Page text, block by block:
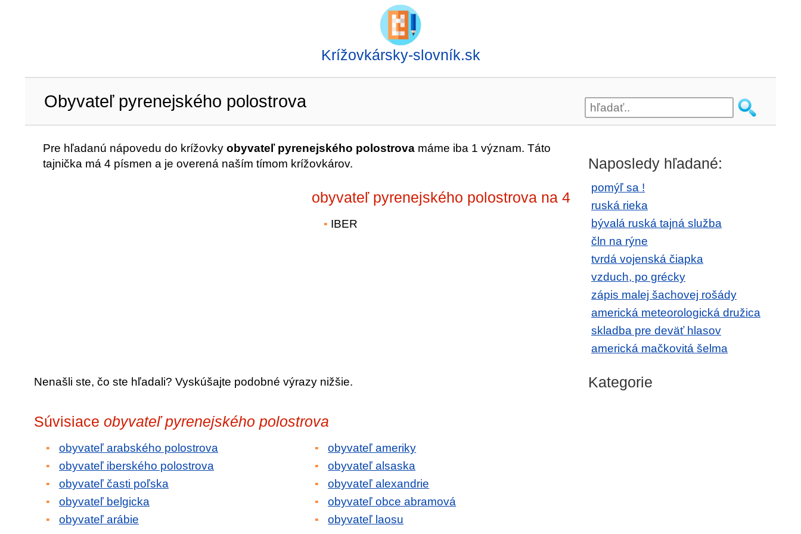
Krížovkársky-slovník.sk
Obyvateľ pyrenejského polostrova
Pre hľadanú nápovedu do krížovky obyvateľ pyrenejského polostrova máme iba 1 význam. Táto
tajnička má 4 písmen a je overená naším tímom krížovkárov.
obyvateľ pyrenejského polostrova na 4
IBER
Nenašli ste, čo ste hľadali? Vyskúšajte podobné výrazy nižšie.
Súvisiace obyvateľ pyrenejského polostrova
obyvateľ arabského polostrova
obyvateľ iberského polostrova
obyvateľ časti poľska
obyvateľ belgicka
obyvateľ arábie
obyvateľ ameriky
obyvateľ alsaska
obyvateľ alexandrie
obyvateľ obce abramová
obyvateľ laosu
Naposledy hľadané:
pomýľ sa !
ruská rieka
bývalá ruská tajná služba
čln na rýne
tvrdá vojenská čiapka
vzduch, po grécky
zápis malej šachovej rošády
americká meteorologická družica
skladba pre deväť hlasov
americká mačkovitá šelma
Kategorie